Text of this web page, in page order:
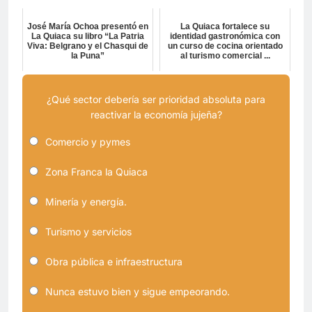
José María Ochoa presentó en
La Quiaca su libro “La Patria
Viva: Belgrano y el Chasqui de
la Puna”
La Quiaca fortalece su
identidad gastronómica con
un curso de cocina orientado
al turismo comercial ...
¿Qué sector debería ser prioridad absoluta para
reactivar la economía jujeña?
Comercio y pymes
Zona Franca la Quiaca
Minería y energía.
Turismo y servicios
Obra pública e infraestructura
Nunca estuvo bien y sigue empeorando.